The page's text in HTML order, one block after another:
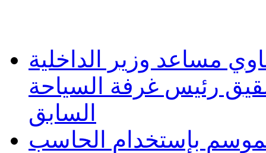
مساعد وزير الداخلية
رئيس غرفة السياحة
السابق
بإستخدام الحاسب